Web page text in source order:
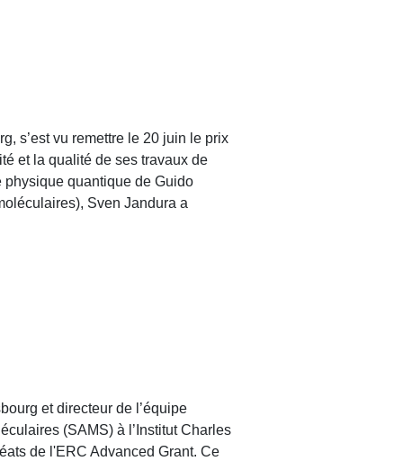
s’est vu remettre le 20 juin le prix
et la qualité de ses travaux de
physique quantique de Guido
Sven Jandura a
et directeur de l’équipe
(SAMS) à l’Institut Charles
de l'ERC Advanced Grant. Ce